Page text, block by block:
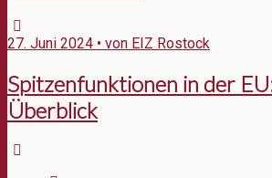
27. Juni 2024 • von EIZ Rostock
Spitzenfunktionen in der
Überblick